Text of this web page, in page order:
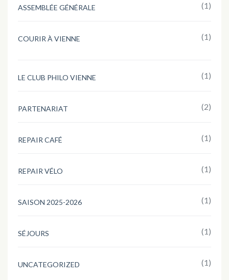
ASSEMBLÉE GÉNÉRALE (1)
COURIR À VIENNE (1)
LE CLUB PHILO VIENNE (1)
PARTENARIAT (2)
REPAIR CAFÉ (1)
REPAIR VÉLO (1)
SAISON 2025-2026 (1)
SÉJOURS (1)
UNCATEGORIZED (1)